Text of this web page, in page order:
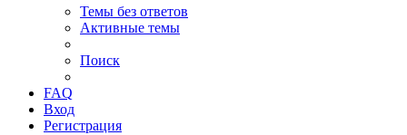
Темы без ответов
Активные темы
Поиск
FAQ
Вход
Регистрация